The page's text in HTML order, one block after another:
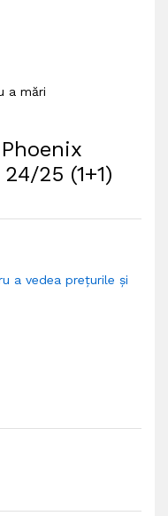
a mări
25 (1+1)
a vedea prețurile și